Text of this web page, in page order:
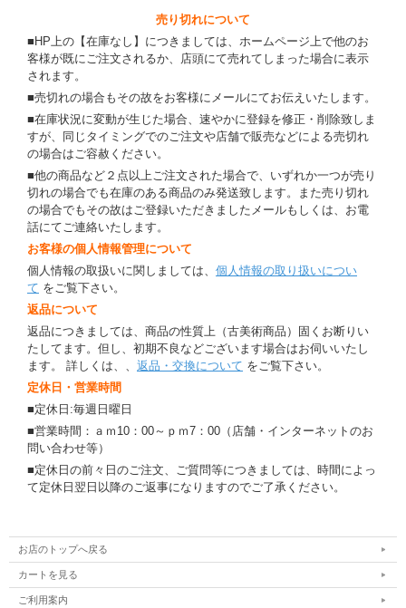
売り切れについて
■HP上の【在庫なし】につきましては、ホームページ上で他のお
客様が既にご注文されるか、店頭にて売れてしまった場合に表示
されます。
■売切れの場合もその故をお客様にメールにてお伝えいたします。
■在庫状況に変動が生じた場合、速やかに登録を修正・削除致しま
すが、同じタイミングでのご注文や店舗で販売などによる売切れ
の場合はご容赦ください。
■他の商品など２点以上ご注文された場合で、いずれか一つが売り
切れの場合でも在庫のある商品のみ発送致します。また売り切れ
の場合でもその故はご登録いただきましたメールもしくは、お電
話にてご連絡いたします。
お客様の個人情報管理について
個人情報の取扱いに関しましては、 個人情報の取り扱いについ
て をご覧下さい。
返品について
返品につきましては、商品の性質上（古美術商品）固くお断りい
たしてます。但し、初期不良などございます場合はお伺いいたし
ます。 詳しくは、、 返品・交換について をご覧下さい。
定休日・営業時間
■定休日:毎週日曜日
■営業時間：ａｍ10：00～ｐｍ7：00（店舗・インターネットのお
問い合わせ等）
■定休日の前々日のご注文、ご質問等につきましては、時間によっ
て定休日翌日以降のご返事になりますのでご了承ください。
お店のトップへ戻る
カートを見る
ご利用案内